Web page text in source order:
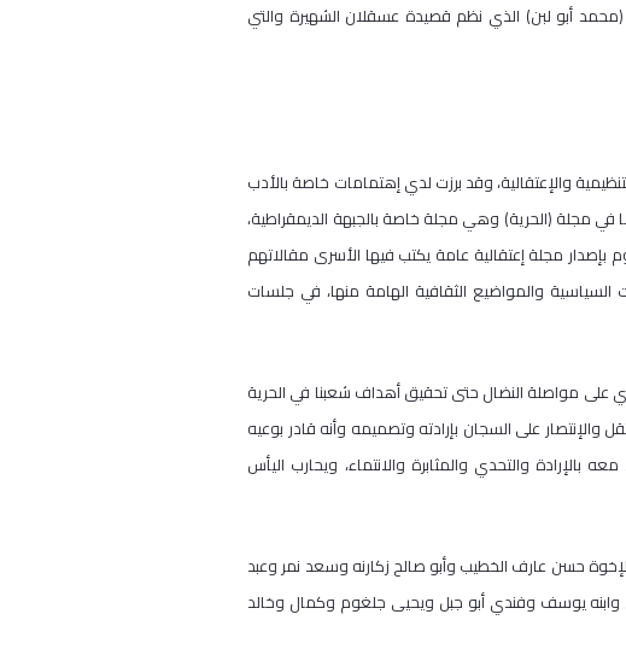
(محمد أبو لبن) الذي نظم قصيدة عسقلان الشهيرة والتي
والإعتقالية، وقد برزت لدي إهتمامات خاصة بالأدب
في مجلة (الحرية) وهي مجلة خاصة بالجبهة الديمقراطية،
بإصدار مجلة إعتقالية عامة يكتب فيها الأسرى مقالاتهم
والمواضيع الثقافية الهامة منها، في جلسات
مواصلة النضال حتى تحقيق أهداف شعبنا في الحرية
والإنتصار على السجان بإرادته وتصميمه وأنه قادر بوعيه
والتحدي والمثابرة والانتماء، ويحارب اليأس
حسن عارف الخطيب وأبو صالح زكارنه وسعد نمر وعبد
وابنه يوسف وفندي أبو جبل ويحيى جلغوم وكمال وخالد